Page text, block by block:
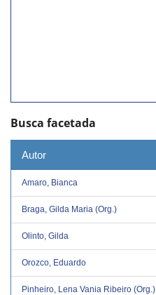
Busca facetada
Autor
Amaro, Bianca
Braga, Gilda Maria (Org.)
Olinto, Gilda
Orozco, Eduardo
Pinheiro, Lena Vania Ribeiro (Org.)